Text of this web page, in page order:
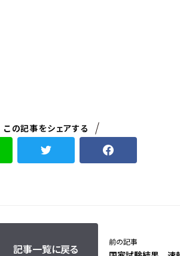
この記事をシェアする
記事一覧に戻る
前の記事